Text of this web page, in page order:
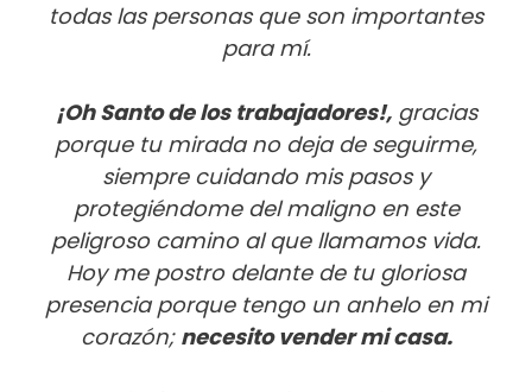
todas las personas que son importantes
para mí.
¡Oh Santo de los trabajadores!,gracias
porque tu mirada no deja de seguirme,
siempre cuidando mis pasos y
protegiéndome del maligno en este
peligroso camino al que llamamos vida.
Hoy me postro delante de tu gloriosa
presencia porque tengo un anhelo en mi
corazón; necesito vender mi casa.